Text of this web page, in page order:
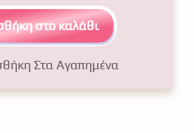
f
5
στο καλάθι
Στα Αγαπημένα